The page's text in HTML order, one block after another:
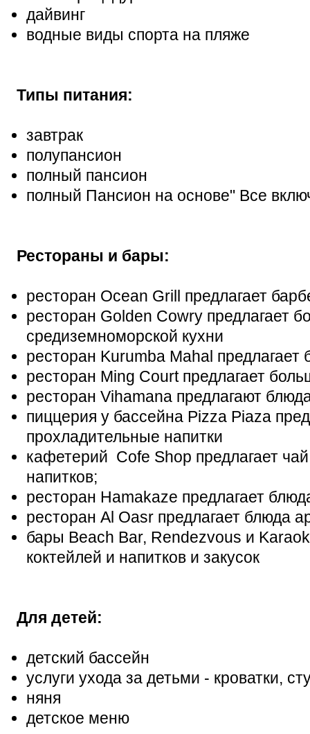
дайвинг
водные виды спорта на пляже
Типы питания:
завтрак
полупансион
полный пансион
полный Пансион на основе" Все
Рестораны и бары:
ресторан Осеan Grill предлагает
ресторан Golden Cowry предлагает
средиземноморской кухни
ресторан Kurumba Mahal предлагает
ресторан Ming Court предлагает
ресторан Vihamana предлагают
пиццерия у бассейна Pizza Piaza
прохладительные напитки
кафетерий Cofe Shop предлагает
напитков;
ресторан Hamakaze предлагает
ресторан Al Oasr предлагает блюда
бары Beach Bar, Rendezvous и
коктейлей и напитков и закусок
Для детей:
детский бассейн
услуги ухода за детьми - кроватки,
няня
детское меню